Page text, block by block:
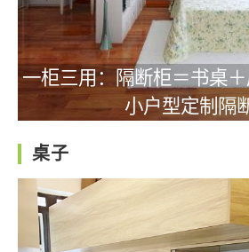
一柜三用：隔断柜＝书桌＋
小户型定制隔
桌子